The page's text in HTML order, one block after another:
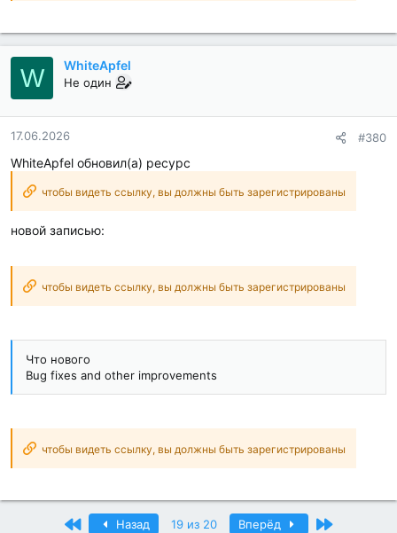
W WhiteApfel
Не один
17.06.2026 #380
WhiteApfel обновил(а) ресурс
чтобы видеть ссылку, вы должны быть зарегистрированы
новой записью:
чтобы видеть ссылку, вы должны быть зарегистрированы
Что нового
Bug fixes and other improvements
чтобы видеть ссылку, вы должны быть зарегистрированы
ПервыйНазад 19 из 20 Вперёд Последний